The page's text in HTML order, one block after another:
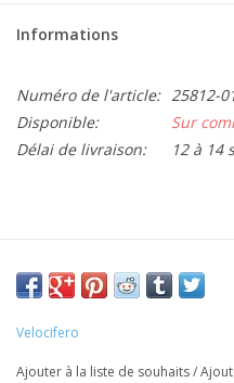
Informations
Numéro de l'article: 25812-
Disponible:
Sur
Délai de livraison:
12 à 14
Velocifero
Ajouter à la liste de souhaits/